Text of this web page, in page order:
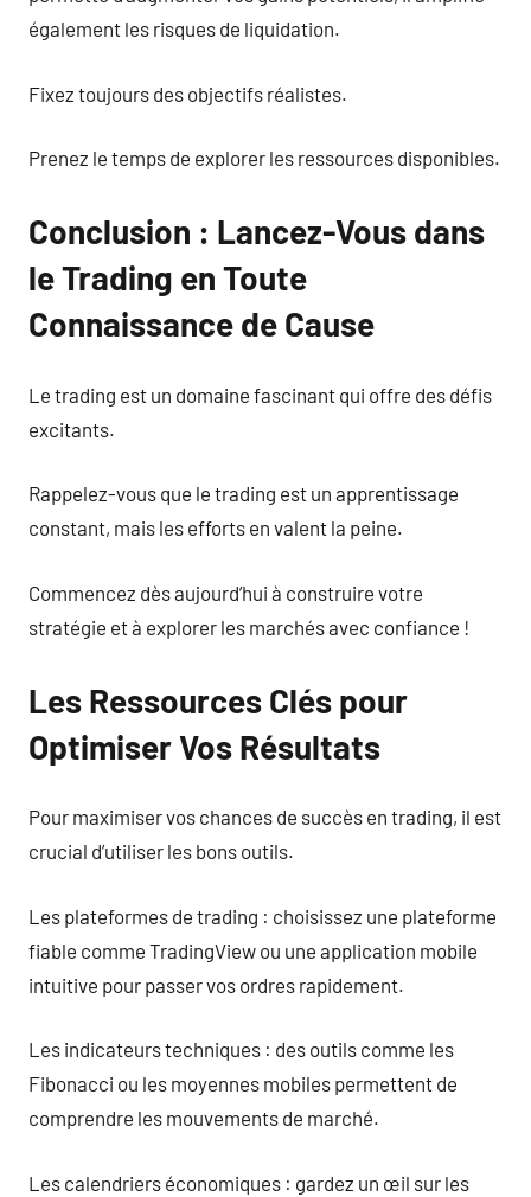
également les risques de liquidation.
Fixez toujours des objectifs réalistes.
Prenez le temps de explorer les ressources disponibles.
Conclusion : Lancez-Vous dans
le Trading en Toute
Connaissance de Cause
Le trading est un domaine fascinant qui offre des défis
excitants.
Rappelez-vous que le trading est un apprentissage
constant, mais les efforts en valent la peine.
Commencez dès aujourd’hui à construire votre
stratégie et à explorer les marchés avec confiance !
Les Ressources Clés pour
Optimiser Vos Résultats
Pour maximiser vos chances de succès en trading, il est
crucial d’utiliser les bons outils.
Les plateformes de trading : choisissez une plateforme
fiable comme TradingView ou une application mobile
intuitive pour passer vos ordres rapidement.
Les indicateurs techniques : des outils comme les
Fibonacci ou les moyennes mobiles permettent de
comprendre les mouvements de marché.
Les calendriers économiques : gardez un œil sur les